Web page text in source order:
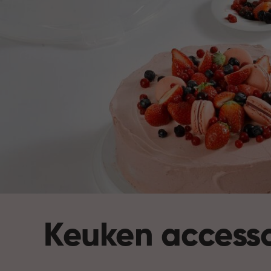
Keuken